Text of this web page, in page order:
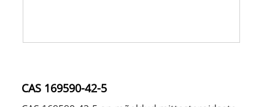
CAS 169590-42-5